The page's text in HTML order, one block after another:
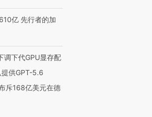
方式·第三对
住三大增长引擎是什么？
亿 先行者的加
调下代GPU显存配
供GPT-5.6
斥168亿美元在德